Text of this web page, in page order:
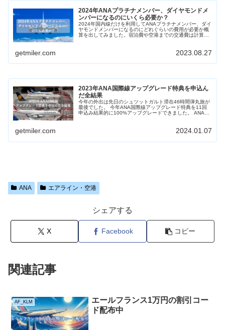
2024年ANAプラチナメンバー、ダイヤモンドメ
ンバーになるのにいくら必要か？
2024年国内線だけを利用してANAプラチナメンバー、ダイ
ヤモンドメンバーになるのにどれぐらいの費用が必要か概
算を出してみました。宿泊費や空港までの交通費は計算せ
getmiler.com 2023.08.27
2023年ANA国際線アップグレード特典を申込ん
だ全結果
今年の外出は先日のシュツットガルト滞在46時間弾丸旅が
最後でした。 今年ANA国際線アップグレード特典を11回
申込み結果的に100%アップグレードできました。 ANAダ
getmiler.com 2024.01.07
ANA エアライン・空港
シェアする
X Facebook コピー
関連記事
AF_KLM
エールフランス1万円の割引コー
ド配布中